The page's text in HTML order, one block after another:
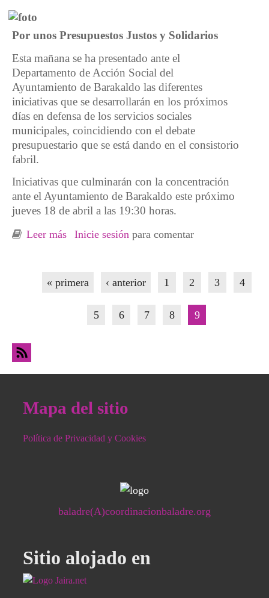
Por unos Presupuestos Justos y Solidarios
Esta mañana se ha presentado ante el
Departamento de Acción Social del
Ayuntamiento de Barakaldo las diferentes
iniciativas que se desarrollarán en los próximos
días en defensa de los servicios sociales
municipales, coincidiendo con el debate
presupuestario que se está dando en el consistorio
fabril.
Iniciativas que culminarán con la concentración
ante el Ayuntamiento de Barakaldo este próximo
jueves 18 de abril a las 19:30 horas.
Leer más sobre Movilizaciones ante el aumento del
Inicie sesión para comentar
« primera ‹ anterior 1 2 3 4
5 6 7 8 9
Mapa del sitio
Política de Privacidad y Cookies
baladre(A)coordinacionbaladre.org
Sitio alojado en